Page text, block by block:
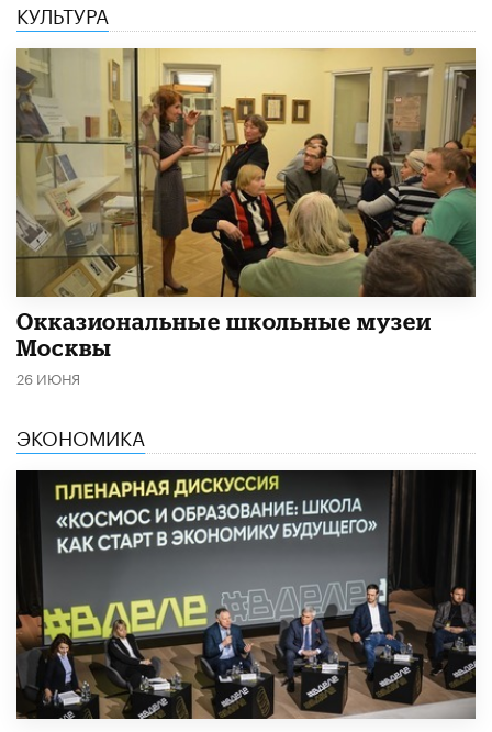
КУЛЬТУРА
​Окказиональные школьные музеи
Москвы
26 ИЮНЯ
ЭКОНОМИКА